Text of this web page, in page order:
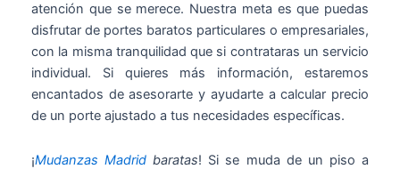
atención que se merece. Nuestra meta es que puedas
disfrutar de portes baratos particulares o empresariales,
con la misma tranquilidad que si contrataras un servicio
individual. Si quieres más información, estaremos
encantados de asesorarte y ayudarte a calcular precio
de un porte ajustado a tus necesidades específicas.
¡Mudanzas Madrid baratas! Si se muda de un piso a